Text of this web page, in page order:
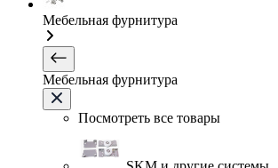
Мебельная фурнитура
Мебельная фурнитура
Посмотреть все товары